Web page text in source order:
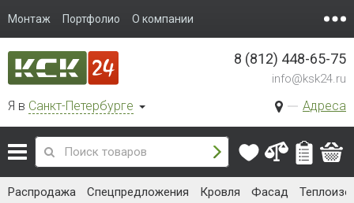
Монтаж Портфолио О компании
Я в Санкт-Петербурге Адреса
8 (812) 448-65-75
info@ksk24.ru
Распродажа Спецпредложения Кровля Фасад